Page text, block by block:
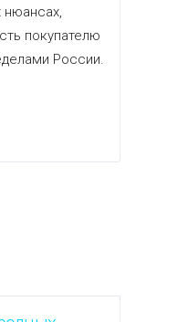
покупателю
России.